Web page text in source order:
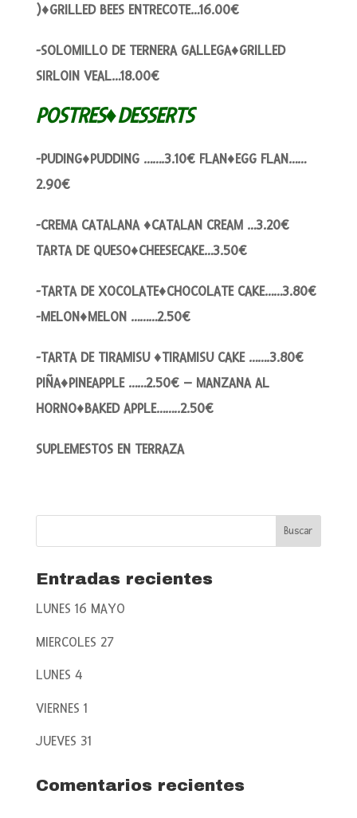
)♦GRILLED BEES ENTRECOTE…16.00€
-SOLOMILLO DE TERNERA GALLEGA♦GRILLED
SIRLOIN VEAL…18.00€
POSTRES♦DESSERTS
-PUDING♦PUDDING …….3.10€ FLAN♦EGG FLAN……
2.90€
-CREMA CATALANA ♦CATALAN CREAM …3.20€
TARTA DE QUESO♦CHEESECAKE…3.50€
-TARTA DE XOCOLATE♦CHOCOLATE CAKE……3.80€
-MELON♦MELON ………2.50€
-TARTA DE TIRAMISU ♦TIRAMISU CAKE …….3.80€
PIÑA♦PINEAPPLE ……2.50€ – MANZANA AL
HORNO♦BAKED APPLE……..2.50€
SUPLEMESTOS EN TERRAZA
Entradas recientes
LUNES 16 MAYO
MIERCOLES 27
LUNES 4
VIERNES 1
JUEVES 31
Comentarios recientes